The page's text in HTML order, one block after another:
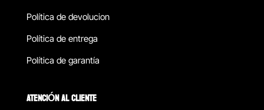
Política de devolucion
Política de entrega
Política de garantía
ATENCIÓN AL CLIENTE